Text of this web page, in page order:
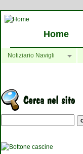
Home
Notiziario Navigli
Maschera di ricerca